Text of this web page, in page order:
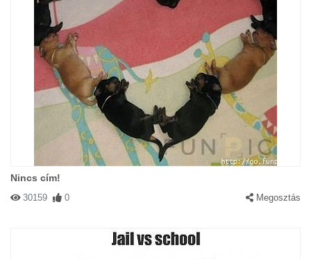
Nincs cím!
30159 0 Megosztás